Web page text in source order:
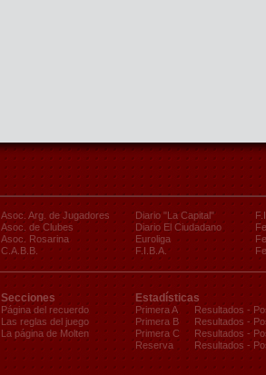
Asoc. Arg. de Jugadores
Asoc. de Clubes
Asoc. Rosarina
C.A.B.B.
Diario "La Capital"
Diario El Ciudadano
Euroliga
F.I.B.A.
Secciones
Página del recuerdo
Las reglas del juego
La página de Molten
Estadísticas
Primera A
Primera B
Primera C
Reserva
Resultados -
Resultados -
Resultados -
Resultados -